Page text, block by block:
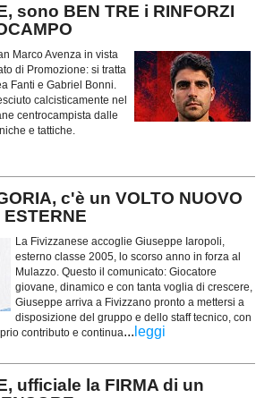
sono BEN TRE i RINFORZI
Marco Avenza in vista
di Promozione: si tratta
Fanti e Gabriel Bonni.
calcisticamente nel
centrocampista dalle
e tattiche.
c'è un VOLTO NUOVO
La Fivizzanese accoglie Giuseppe Iaropoli,
esterno classe 2005, lo scorso anno in forza al
Mulazzo. Questo il comunicato: Giocatore
giovane, dinamico e con tanta voglia di crescere,
Giuseppe arriva a Fivizzano pronto a mettersi a
disposizione del gruppo e dello staff tecnico, con
contributo e continua... leggi
ufficiale la FIRMA di un